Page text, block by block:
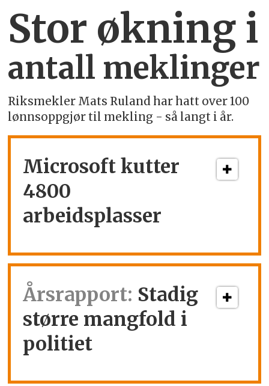
Stor økning i
antall meklinger
Riksmekler Mats Ruland har hatt over 100
lønnsoppgjør til mekling - så langt i år.
Microsoft kutter
4800
arbeidsplasser
Årsrapport: Stadig
større mangfold i
politiet